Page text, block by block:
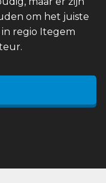
om het juiste
regio Itegem